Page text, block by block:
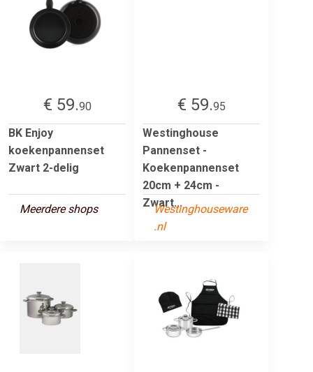
€ 59.90
BK Enjoy
koekenpannenset
Zwart 2-delig
Meerdere shops
€ 59.95
Westinghouse
Pannenset -
Koekenpannenset
20cm + 24cm -
Zwart...
Westinghouseware
.nl